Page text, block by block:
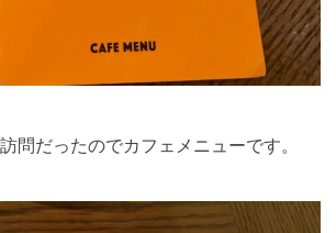
問だったのでカフェメニューです。